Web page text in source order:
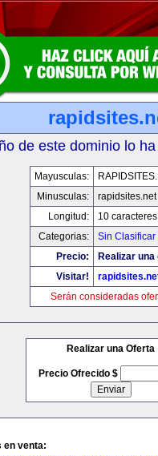
de este dominio lo
Mayusculas:
Minusculas:
rapidsites.net
Longitud:
10 caracteres
Categorias:
Sin Clasificar
Precio:
Realizar
Visitar!
Serán consideradas
Realizar una Oferta
Precio Ofrecido $
en venta: